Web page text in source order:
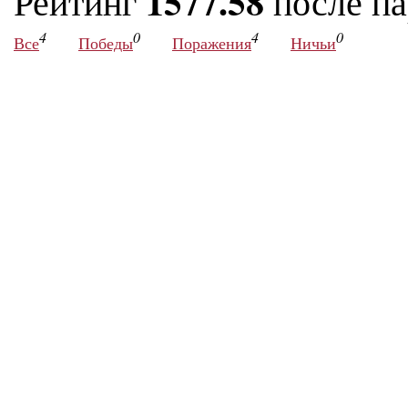
Все4 Победы0 Поражения4 Ничьи0